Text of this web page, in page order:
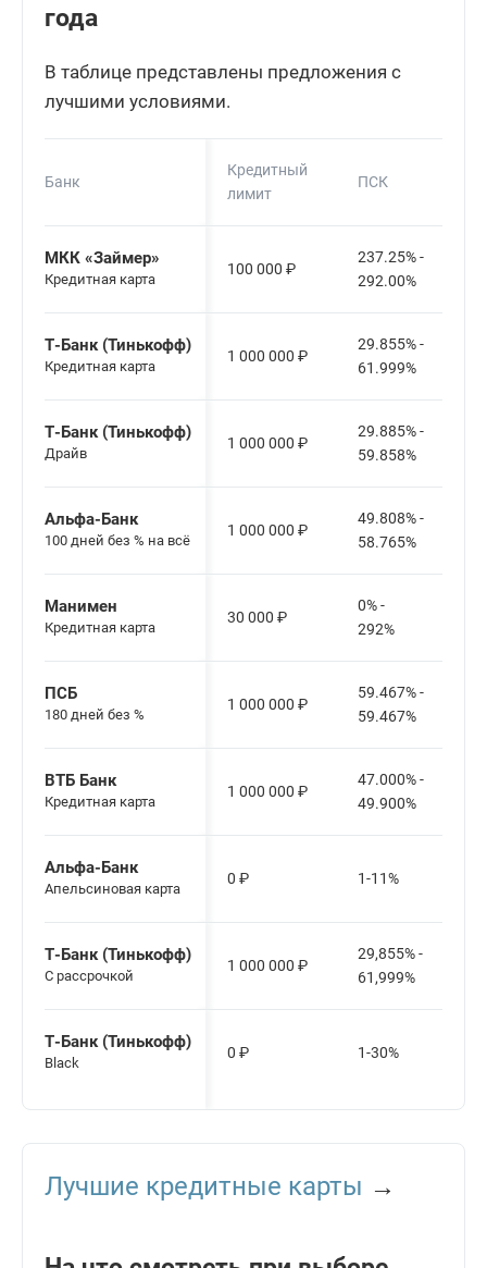
года
В таблице представлены предложения с
лучшими условиями.
Банк
Кредитный
лимит
ПСК
МКК «Займер»
Кредитная карта
100 000 ₽
237.25% -
292.00%
Т-Банк (Тинькофф)
Кредитная карта
1 000 000 ₽
29.855% -
61.999%
Т-Банк (Тинькофф)
Драйв
1 000 000 ₽
29.885% -
59.858%
Альфа-Банк
100 дней без % на всё
1 000 000 ₽
49.808% -
58.765%
Манимен
Кредитная карта
30 000 ₽
0% -
292%
ПСБ
180 дней без %
1 000 000 ₽
59.467% -
59.467%
ВТБ Банк
Кредитная карта
1 000 000 ₽
47.000% -
49.900%
Альфа-Банк
Апельсиновая карта
0 ₽ 1-11%
Т-Банк (Тинькофф)
С рассрочкой
1 000 000 ₽
29,855% -
61,999%
Т-Банк (Тинькофф)
Black
0 ₽ 1-30%
Лучшие кредитные карты →